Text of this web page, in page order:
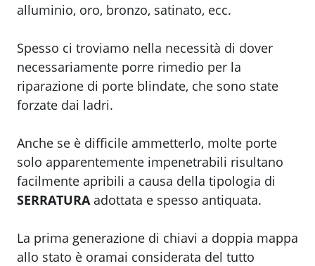
alluminio, oro, bronzo, satinato, ecc.
Spesso ci troviamo nella necessità di dover
necessariamente porre rimedio per la
riparazione di porte blindate, che sono state
forzate dai ladri.
Anche se è difficile ammetterlo, molte porte
solo apparentemente impenetrabili risultano
facilmente apribili a causa della tipologia di
SERRATURA adottata e spesso antiquata.
La prima generazione di chiavi a doppia mappa
allo stato è oramai considerata del tutto